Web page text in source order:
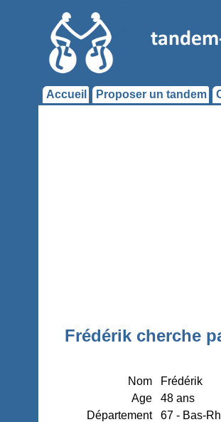
Accueil Proposer un tandem
Frédérik cherche
Nom
Frédérik
Age
48 ans
Département
67 - Bas-